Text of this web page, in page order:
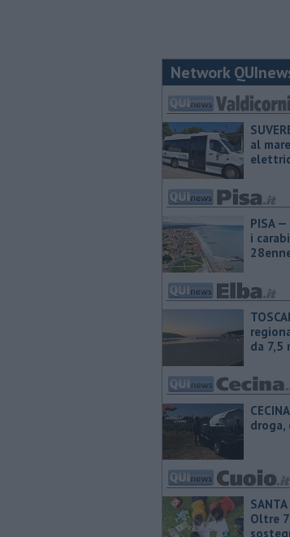
Network
al
PISA
i
da 7,5
droga,
Oltre